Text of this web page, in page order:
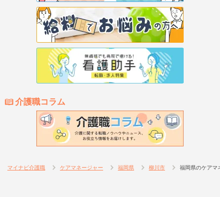
介護職コラム
マイナビ介護職 ケアマネージャー 福岡県 柳川市 福岡県のケアマ